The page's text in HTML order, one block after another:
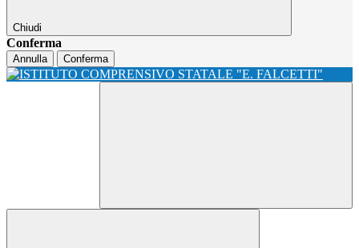
Chiudi
Conferma
Annulla Conferma